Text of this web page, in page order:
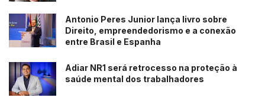
Antonio Peres Junior lança livro sobre
Direito, empreendedorismo e a conexão
entre Brasil e Espanha
Adiar NR1 será retrocesso na proteção à
saúde mental dos trabalhadores